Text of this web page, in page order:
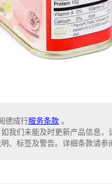
德成行服务条款 。
我们未能及时更新产品信息
、标签及警告。详细条款请